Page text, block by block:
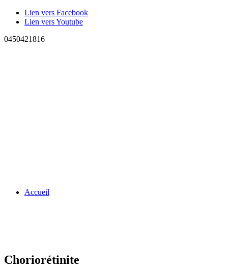
Lien vers Facebook
Lien vers Youtube
0450421816
Accueil
Choriorétinite